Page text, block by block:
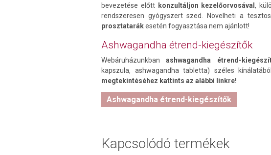
bevezetése előtt konzultáljon kezelőorvosával,
rendszeresen gyógyszert szed. Növelheti a
prosztatarákesetén fogyasztása nem ajánlott!
Ashwagandha étrend-kiegészítők
Webáruházunkban ashwagandha étrend-
kapszula, ashwagandha tabletta) széles
megtekintéséhez kattints az alábbi linkre!
Ashwagandha étrend-kiegészítők
Kapcsolódó termékek